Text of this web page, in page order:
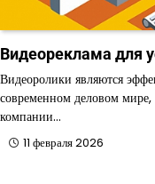
Видеореклама для
Видеоролики являются
современном деловом
компании…
11 февраля 2026